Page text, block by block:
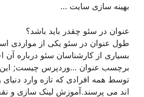
بهینه سازی سایت …
عنوان در سئو چقدر باید باشد؟
طول عنوان در سئو یکی از مواردی
بسیاری از کارشناسان سئو درباره آن
برچسب عنوان …وردپرس چیست; این
توسط همه افرادی که تازه وارد
اند می پرسند.آموزش لینک سازی و